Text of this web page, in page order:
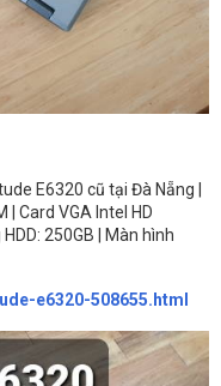
E6320 cũ tại Đà Nẵng |
Card VGA Intel HD
250GB | Màn hình
e6320-508655.html